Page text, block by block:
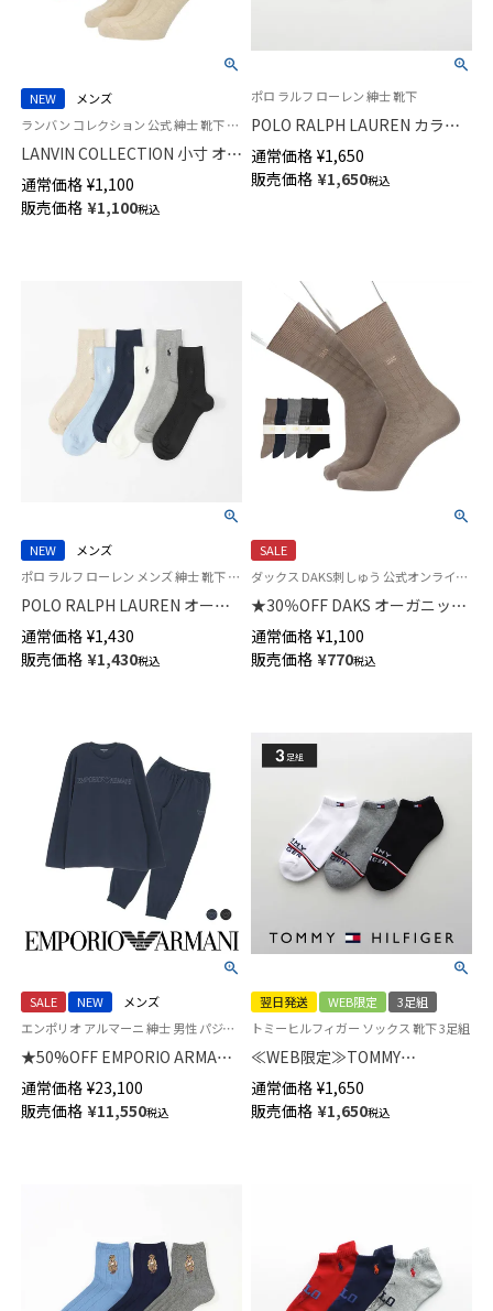
NEW
メンズ
ランバン コレクション 公式 紳士 靴下 男性
LANVIN COLLECTION 小寸 オー
ガニックコットン混 アシンメト
リー リンクス 20cm ミドル丈
カジュアル ソックス メンズ
通常価格 ¥1,100
販売価格 ¥1,100税込
ポロ ラルフ ローレン 紳士 靴下
POLO RALPH LAUREN カラー
ブロックローカット ワンポイン
ト刺しゅう オーガニックコット
ン混 スニーカー丈 メンズ ソッ
通常価格 ¥1,650
販売価格 ¥1,650税込
NEW
メンズ
ポロ ラルフ ローレン メンズ 紳士 靴下 カジュアル 26SS
POLO RALPH LAUREN オーガ
ニックコットン混 リンクススト
ライプ 20cm ミドル丈 ソックス
【25-27cm】【27-29cm】
通常価格 ¥1,430
販売価格 ¥1,430税込
SALE
ダックス DAKS刺しゅう 公式オンラインショップ 紳士 靴下
★30％OFF DAKS オーガニック
コットン混 かかとしっかりホー
ルド ベーシックチェックリンク
ス クルー丈 メンズ カジュアル
通常価格 ¥1,100
販売価格 ¥770税込
SALE NEW
メンズ
エンポリオ アルマーニ 紳士 男性 パジャマ 公式
★50%OFF EMPORIO ARMANI
ラウンジウェア 上下セット オ
ーガニックコットン混 クルーネ
ック 長袖 スウェット EUサイズ
通常価格 ¥23,100
販売価格 ¥11,550税込
翌日発送 WEB限定
3足組
トミーヒルフィガー ソックス 靴下 3足組
≪WEB限定≫TOMMY
HILFIGER 【3足セット】 足底パ
イル スニーカー丈ソックス オ
ーガニックコットン混 ユニセッ
通常価格 ¥1,650
販売価格 ¥1,650税込